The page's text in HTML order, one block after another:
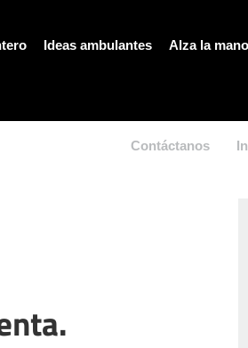
Ideas ambulantes Alza la mano
Contáctanos